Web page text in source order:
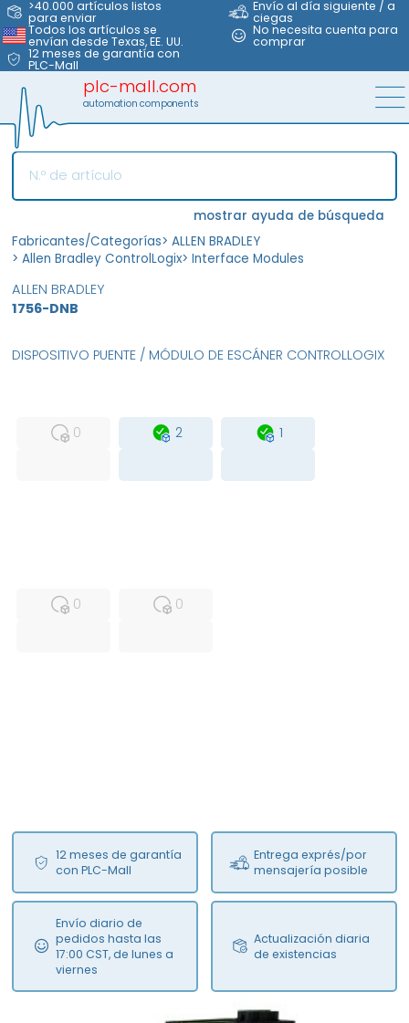
>40.000 artículos listos
para enviar
Envío al día siguiente / a
ciegas
Todos los artículos se
envían desde Texas, EE. UU.
No necesita cuenta para
comprar
12 meses de garantía con
PLC-Mall
plc-mall.com
automation components
mostrar ayuda de búsqueda
Fabricantes/Categorías> ALLEN BRADLEY
> Allen Bradley ControlLogix> Interface Modules
ALLEN BRADLEY
1756-DNB
0
2
1
0
0
12 meses de garantía
con PLC-Mall
Entrega exprés/por
mensajería posible
Envío diario de
pedidos hasta las
17:00 CST, de lunes a
viernes
Actualización diaria
de existencias
DISPOSITIVO PUENTE / MÓDULO DE ESCÁNER CONTROLLOGIX